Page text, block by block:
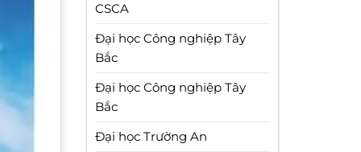
CSCA
Đại học Công nghiệp Tây
Bắc
Đại học Công nghiệp Tây
Bắc
Đại học Trường An